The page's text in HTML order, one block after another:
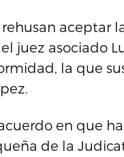
aceptar
juez asociado
la que
en que
de la